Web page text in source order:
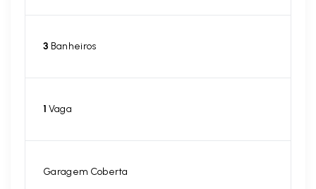
3 Banheiros
1 Vaga
Garagem Coberta